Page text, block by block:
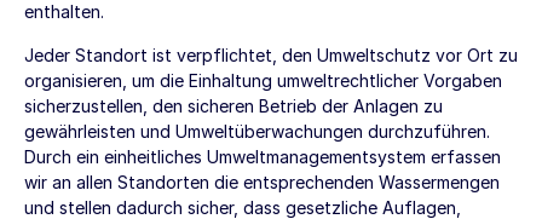
enthalten.
Jeder Standort ist verpflichtet, den Umweltschutz vor Ort zu
organisieren, um die Einhaltung umweltrechtlicher Vorgaben
sicherzustellen, den sicheren Betrieb der Anlagen zu
gewährleisten und Umweltüberwachungen durchzuführen.
Durch ein einheitliches Umweltmanagementsystem erfassen
wir an allen Standorten die entsprechenden Wassermengen
und stellen dadurch sicher, dass gesetzliche Auflagen,